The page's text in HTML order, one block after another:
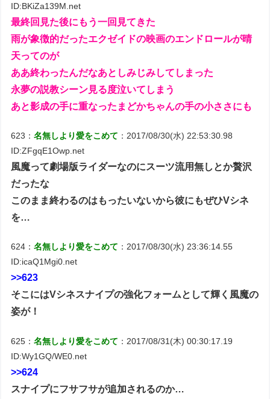
ID:BKiZa139M.net
最終回見た後にもう一回見てきた
雨が象徴的だったエクゼイドの映画のエンドロールが晴
天ってのが
ああ終わったんだなあとしみじみしてしまった
永夢の説教シーン見る度泣いてしまう
あと影成の手に重なったまどかちゃんの手の小ささにも
623：名無しより愛をこめて ：2017/08/30(水) 22:53:30.98
ID:ZFgqE1Owp.net
風魔って劇場版ライダーなのにスーツ流用無しとか贅沢
だったな
このまま終わるのはもったいないから彼にもぜひVシネ
を…
624：名無しより愛をこめて ：2017/08/30(水) 23:36:14.55
ID:icaQ1Mgi0.net
>>623
そこにはVシネスナイプの強化フォームとして輝く風魔の
姿が！
625：名無しより愛をこめて ：2017/08/31(木) 00:30:17.19
ID:Wy1GQ/WE0.net
>>624
スナイプにフサフサが追加されるのか…